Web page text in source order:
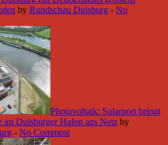
by Rundschau Duisburg - No
Photovoltaik: Solarport bringt
im Duisburger Hafen ans Netz by
- No Comment